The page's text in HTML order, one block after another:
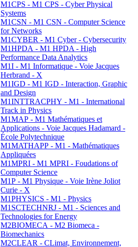
M1CPS - M1 CPS - Cyber Physical
Systems
M1CSN - M1 CSN - Computer Science
for Networks
M1CYBER - M1 Cyber - Cybersecurity
M1HPDA - M1 HPDA - High
Performance Data Analytics
M1I - M1 Informatique - Voie Jacques
Herbrand - X
M1IGD - M1 IGD - Interaction, Graphic
and Design
M1INTTRACPHY - M1 - International
Track in Physics
M1MAP - M1 Mathématiques et
Applications - Voie Jacques Hadamard -
École Polytechnique
M1MATHAPP - M1 - Mathématiques
Appliquées
M1MPRI - M1 MPRI - Foudations of
Computer Science
M1P - M1 Physique - Voie Irène Joliot
Curie - X
M1PHYSICS - M1 - Physics
M1SCTECHNRJ - M1 - Sciences and
Technologies for Energy
M2BIOMECA - M2 Biomeca -
Biomechanics
M2CLEAR - CLimat, Environnement,